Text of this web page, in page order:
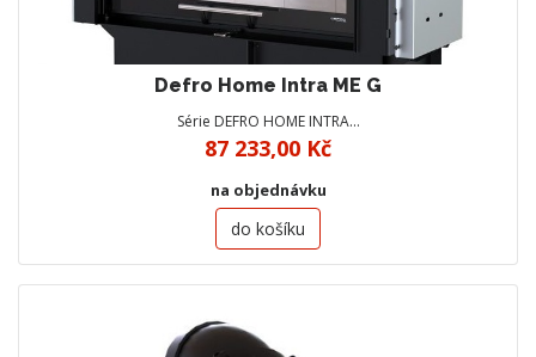
Defro Home Intra ME G
Série DEFRO HOME INTRA…
87 233,00 Kč
na objednávku
do košíku